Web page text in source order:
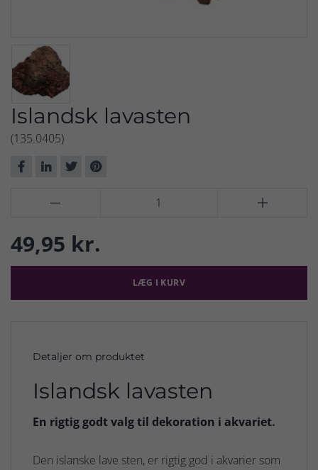
Islandsk lavasten
(135.0405)
 
49,95 kr.
LÆG I KURV
Detaljer om produktet
Islandsk lavasten
En rigtig godt valg til dekoration i akvariet.
Den islanske lave sten, er rigtig god i akvarier som